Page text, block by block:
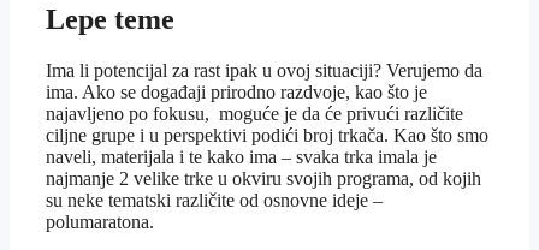
Lepe teme
Ima li potencijal za rast ipak u ovoj situaciji? Verujemo da
ima. Ako se događaji prirodno razdvoje, kao što je
najavljeno po fokusu, moguće je da će privući različite
ciljne grupe i u perspektivi podići broj trkača. Kao što smo
naveli, materijala i te kako ima – svaka trka imala je
najmanje 2 velike trke u okviru svojih programa, od kojih
su neke tematski različite od osnovne ideje –
polumaratona.